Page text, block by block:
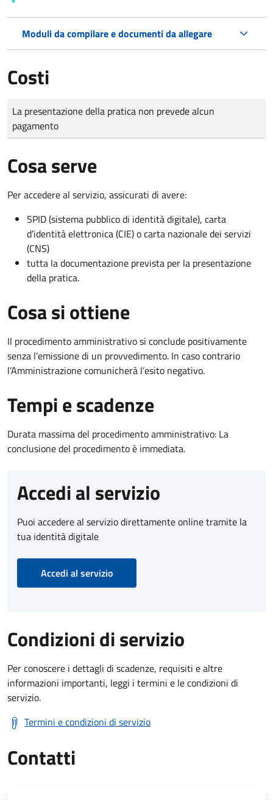
Moduli da compilare e documenti da allegare
Costi
Tipo di pagamento
Importo
La presentazione della pratica non prevede alcun
pagamento
Cosa serve
Per accedere al servizio, assicurati di avere:
SPID (sistema pubblico di identità digitale), carta
d’identità elettronica (CIE) o carta nazionale dei servizi
(CNS)
tutta la documentazione prevista per la presentazione
della pratica.
Cosa si ottiene
Il procedimento amministrativo si conclude positivamente
senza l’emissione di un provvedimento. In caso contrario
l’Amministrazione comunicherà l’esito negativo.
Tempi e scadenze
Durata massima del procedimento amministrativo: La
conclusione del procedimento è immediata.
Accedi al servizio
Puoi accedere al servizio direttamente online tramite la
tua identità digitale
Accedi al servizio
Condizioni di servizio
Per conoscere i dettagli di scadenze, requisiti e altre
informazioni importanti, leggi i termini e le condizioni di
servizio.
Termini e condizioni di servizio
Contatti